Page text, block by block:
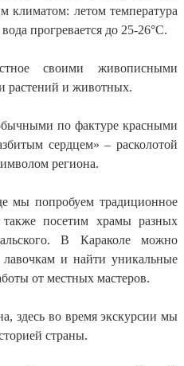
климатом: летом температура
прогревается до 25-26°C.
своими живописными
растений и животных.
по фактуре красными
сердцем» – расколотой
региона.
мы попробуем традиционное
посетим храмы разных
В Караколе можно
и найти уникальные
от местных мастеров.
здесь во время экскурсии мы
страны.